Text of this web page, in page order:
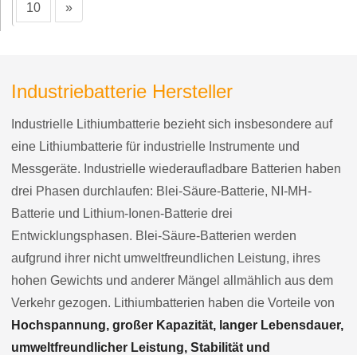
10 »
Industriebatterie Hersteller
Industrielle Lithiumbatterie bezieht sich insbesondere auf
eine Lithiumbatterie für industrielle Instrumente und
Messgeräte. Industrielle wiederaufladbare Batterien haben
drei Phasen durchlaufen: Blei-Säure-Batterie, NI-MH-
Batterie und Lithium-Ionen-Batterie drei
Entwicklungsphasen. Blei-Säure-Batterien werden
aufgrund ihrer nicht umweltfreundlichen Leistung, ihres
hohen Gewichts und anderer Mängel allmählich aus dem
Verkehr gezogen. Lithiumbatterien haben die Vorteile von
Hochspannung, großer Kapazität, langer Lebensdauer,
umweltfreundlicher Leistung, Stabilität und